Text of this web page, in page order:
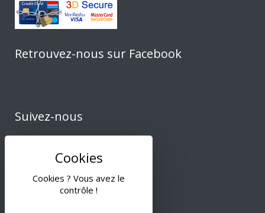
Cookies ? Vous avez le
contrôle !
Retrouvez-nous sur Facebook
Suivez-nous